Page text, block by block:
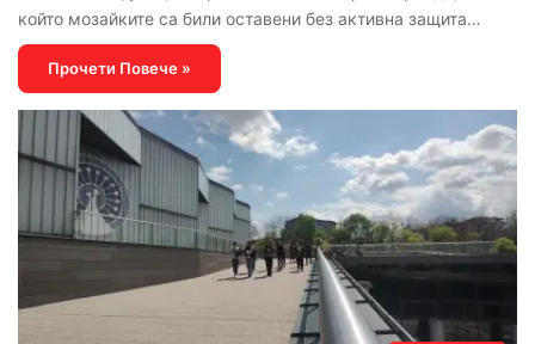
който мозайките са били оставени без активна защита…
Прочети Повече »